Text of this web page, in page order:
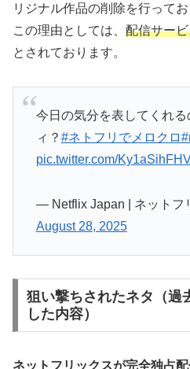
リジナル作品の削除を行ってお
この理由としては、 配信サー
とされております。
今日の気分を表してくれ
ィ？ #ネトフリでメロクロ
pic.twitter.com/
— Netflix Japan | ネットフ
August 28, 2025
狙い撃ちされたネタ（過
した内容）
ネットフリックスが完全独占